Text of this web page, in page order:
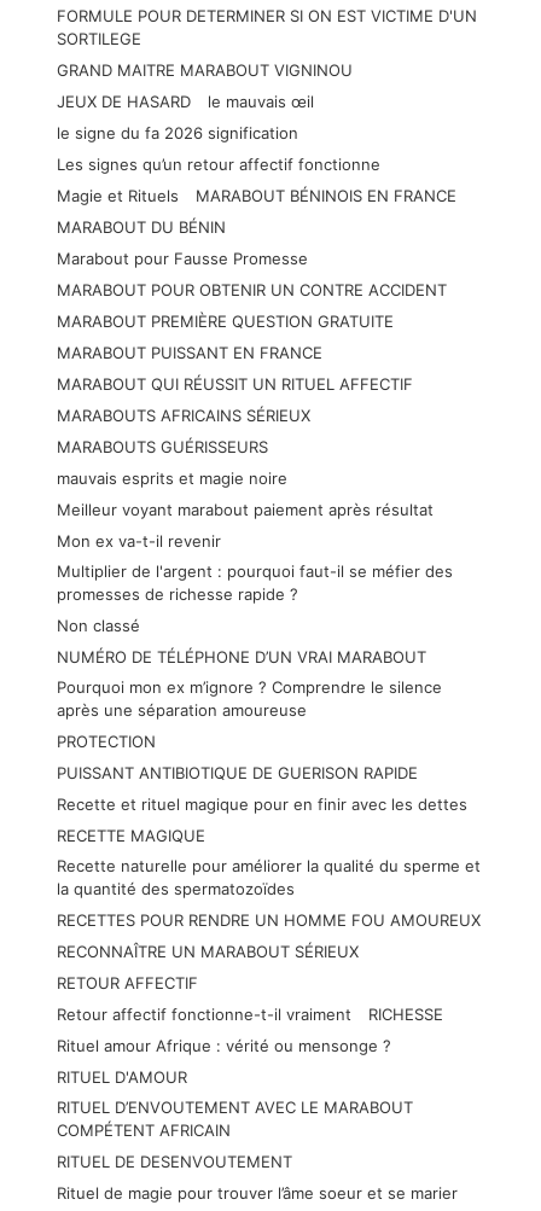
FORMULE POUR DETERMINER SI ON EST VICTIME D'UN
SORTILEGE
GRAND MAITRE MARABOUT VIGNINOU
JEUX DE HASARD
le mauvais œil
le signe du fa 2026 signification
Les signes qu’un retour affectif fonctionne
Magie et Rituels
MARABOUT BÉNINOIS EN FRANCE
MARABOUT DU BÉNIN
Marabout pour Fausse Promesse
MARABOUT POUR OBTENIR UN CONTRE ACCIDENT
MARABOUT PREMIÈRE QUESTION GRATUITE
MARABOUT PUISSANT EN FRANCE
MARABOUT QUI RÉUSSIT UN RITUEL AFFECTIF
MARABOUTS AFRICAINS SÉRIEUX
MARABOUTS GUÉRISSEURS
mauvais esprits et magie noire
Meilleur voyant marabout paiement après résultat
Mon ex va-t-il revenir
Multiplier de l'argent : pourquoi faut-il se méfier des
promesses de richesse rapide ?
Non classé
NUMÉRO DE TÉLÉPHONE D’UN VRAI MARABOUT
Pourquoi mon ex m’ignore ? Comprendre le silence
après une séparation amoureuse
PROTECTION
PUISSANT ANTIBIOTIQUE DE GUERISON RAPIDE
Recette et rituel magique pour en finir avec les dettes
RECETTE MAGIQUE
Recette naturelle pour améliorer la qualité du sperme et
la quantité des spermatozoïdes
RECETTES POUR RENDRE UN HOMME FOU AMOUREUX
RECONNAÎTRE UN MARABOUT SÉRIEUX
RETOUR AFFECTIF
Retour affectif fonctionne-t-il vraiment
RICHESSE
Rituel amour Afrique : vérité ou mensonge ?
RITUEL D'AMOUR
RITUEL D’ENVOUTEMENT AVEC LE MARABOUT
COMPÉTENT AFRICAIN
RITUEL DE DESENVOUTEMENT
Rituel de magie pour trouver l’âme soeur et se marier